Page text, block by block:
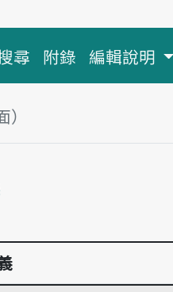
尋 附錄 編輯說明